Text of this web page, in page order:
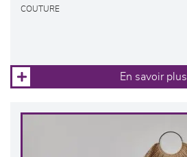
COUTURE
En savoir plus